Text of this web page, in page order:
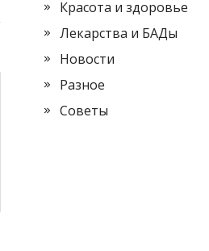
Красота и здоровье
Лекарства и БАДы
Новости
Разное
Советы